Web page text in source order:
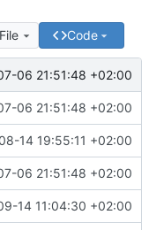
Code
06 21:51:48 +02:00
06 21:51:48 +02:00
14 19:55:11 +02:00
06 21:51:48 +02:00
14 11:04:30 +02:00